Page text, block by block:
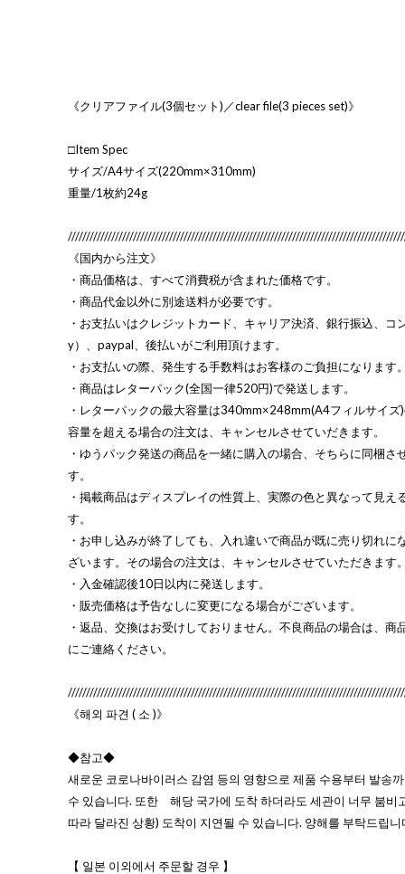
《クリアファイル(3個セット)／clear file(3 pieces set)》
□Item Spec
サイズ/A4サイズ(220mm×310mm)
重量/1枚約24g
《国内から注文》
・商品価格は、すべて消費税が含まれた価格です。
・商品代金以外に別途送料が必要です。
・お支払いはクレジットカード、キャリア決済、銀行振込、コ
y）、paypal、後払いがご利用頂けます。
・お支払いの際、発生する手数料はお客様のご負担になります
・商品はレターパック(全国一律520円)で発送します。
・レターパックの最大容量は340mm×248mm(A4フィルサイ
容量を超える場合の注文は、キャンセルさせていだきます。
・ゆうパック発送の商品を一緒に購入の場合、そちらに同梱さ
す。
・掲載商品はディスプレイの性質上、実際の色と異なって見え
す。
・お申し込みが終了しても、入れ違いで商品が既に売り切れに
ざいます。その場合の注文は、キャンセルさせていただきます
・入金確認後10日以内に発送します。
・販売価格は予告なしに変更になる場合がございます。
・返品、交換はお受けしておりません。不良商品の場合は、商
にご連絡ください。
《해외 파견 ( 소 )》
◆참고◆
새로운 코로나바이러스 감염 등의 영향으로 제품 수용부터 발송
수 있습니다. 또한 해당 국가에 도착 하더라도 세관이 너무 붐비
따라 달라진 상황) 도착이 지연될 수 있습니다. 양해를 부탁드립니
【 일본 이외에서 주문할 경우 】